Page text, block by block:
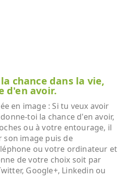
chance dans la vie,
d'en avoir.
en image : Si tu veux avoir
toi la chance d'en avoir,
ou à votre entourage, il
image puis de
ou votre ordinateur et
de votre choix soit par
Google+, Linkedin ou